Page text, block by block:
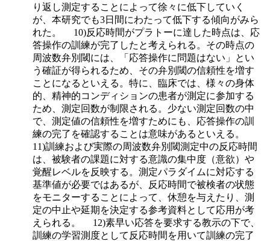
り返し測定することによって徐々に低下していく
が、本研究でも3日間にわたって低下する傾向がみら
れた。 10)反応時間がプラトーに達した時点は、応
答操作の訓練が完了したと考えられる。その時点の
周波数弁別閾には、「応答操作に問題はない」とい
う確証が得られるため、その弁別閾の信頼性を増す
ことになるといえる。特に、臨床では、様々の身体
的、精神的コンディションの患者が測定に参加する
ため、測定回数が制限される。少ない測定回数の中
で、測定値の信頼性を増すためにも、応答操作の訓
練の完了を確認することは意味があるといえる。
11)訓練および実際の周波数弁別閾測定中の反応時間
は、被験者の課題に対する意識の集中度（意欲）や
覚醒レベルを反映する。測定パラダイムに対応する
基準値が必要ではあるが、反応時間で被検者の状態
をモニターすることによって、休憩を与えたり、測
定の中止や延期を決定する参考資料として応用が考
えられる。 12)素早い応答を要求する教示の下で、
訓練の学習測度として反応時間を用いて訓練の完了